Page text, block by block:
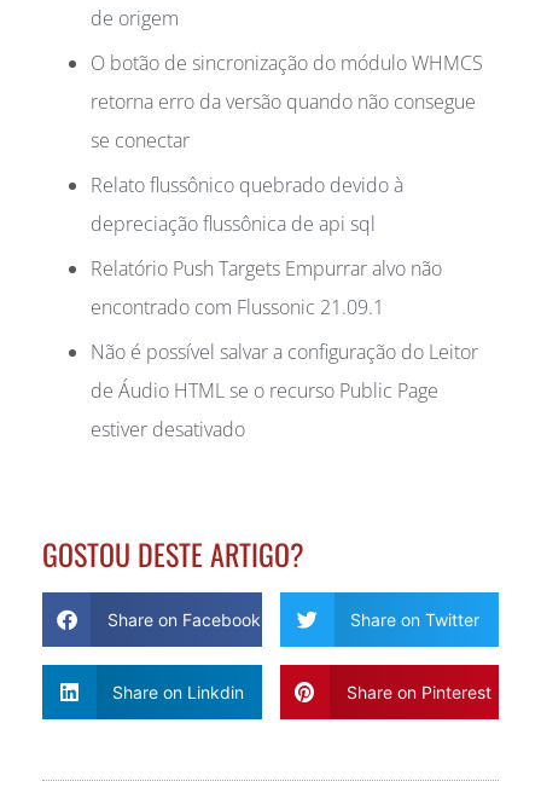
de origem
O botão de sincronização do módulo WHMCS
retorna erro da versão quando não consegue
se conectar
Relato flussônico quebrado devido à
depreciação flussônica de api sql
Relatório Push Targets Empurrar alvo não
encontrado com Flussonic 21.09.1
Não é possível salvar a configuração do Leitor
de Áudio HTML se o recurso Public Page
estiver desativado
GOSTOU DESTE ARTIGO?
Share on Facebook Share on Twitter
Share on Linkdin Share on Pinterest